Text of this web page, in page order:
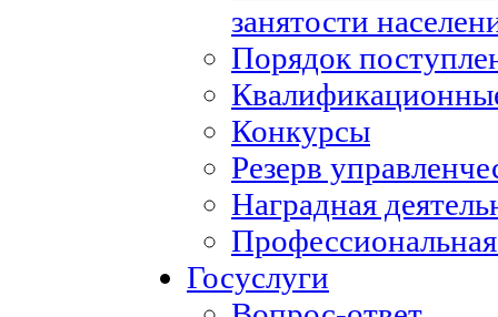
занятости
Порядок
Конкурсы
Резерв
Наградная
Госуслуги